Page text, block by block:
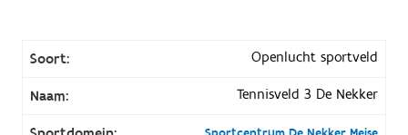
Soort: Openlucht sportveld
Naam: Tennisveld 3 De Nekker